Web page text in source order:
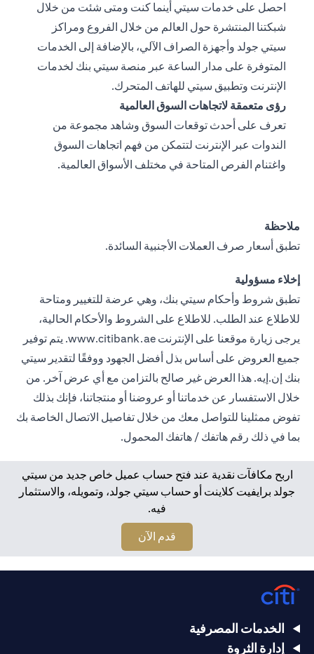
احصل على خدمات سيتي أينما كنت ومتى شئت من خلال
شبكتنا المنتشرة حول العالم من خلال الفروع ومراكز
سيتي جولد وأجهزة الصراف الآلي، بالإضافة إلى الخدمات
المتوفرة على مدار الساعة عبر منصة سيتي بنك لخدمات
الإنترنت وتطبيق سيتي للهاتف المتحرك.
رؤى متعمقة لاتجاهات السوق العالمية
تعرف على أحدث توقعات السوق وشاهد مجموعة من
الندوات عبر الإنترنت لتتمكن من فهم اتجاهات السوق
واغتنام الفرص المتاحة في مختلف الأسواق العالمية.
ملاحظة
تطبق أسعار صرف العملات الأجنبية السائدة.
إخلاء مسؤولية
تطبق شروط وأحكام سيتي بنك، وهي عرضة للتغيير ومتاحة
للاطلاع عند الطلب. للاطلاع على الشروط والأحكام الحالية،
يرجى زيارة موقعنا على الإنترنت www.citibank.ae. يتم توفير
جميع العروض على أساس بذل أفضل الجهود ووفقًا لتقدير سيتي
بنك إن.إيه. هذا العرض غير صالح بالتزامن مع أي عرض آخر. من
خلال الاستفسار عن خدماتنا أو عروضنا أو منتجاتنا، فإنك بذلك
تفوض ممثلينا للتواصل معك من خلال تفاصيل الاتصال الخاصة بك
بما في ذلك رقم هاتفك / هاتفك المحمول.
اربح مكافآت نقدية عند فتح حساب عميل خاص جديد من سيتي
جولد برايفيت كلاينت أو حساب سيتي جولد، وتمويله، والاستثمار
فيه.
قدم الآن
الخدمات المصرفية
إدارة الثروة